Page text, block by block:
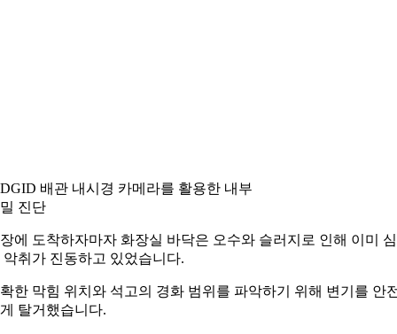
배관 내시경 카메라를 활용한 내부
진단
에 도착하자마자 화장실 바닥은 오수와 슬러지로 인해 이미
악취가 진동하고 있었습니다.
한 막힘 위치와 석고의 경화 범위를 파악하기 위해 변기를 안
탈거했습니다.